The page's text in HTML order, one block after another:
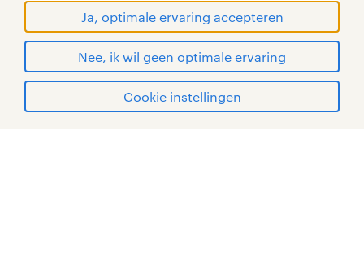
Ja, optimale ervaring accepteren
Nee, ik wil geen optimale ervaring
Cookie instellingen
handelsmerken van Randstad N.V.
© Randstad 2026